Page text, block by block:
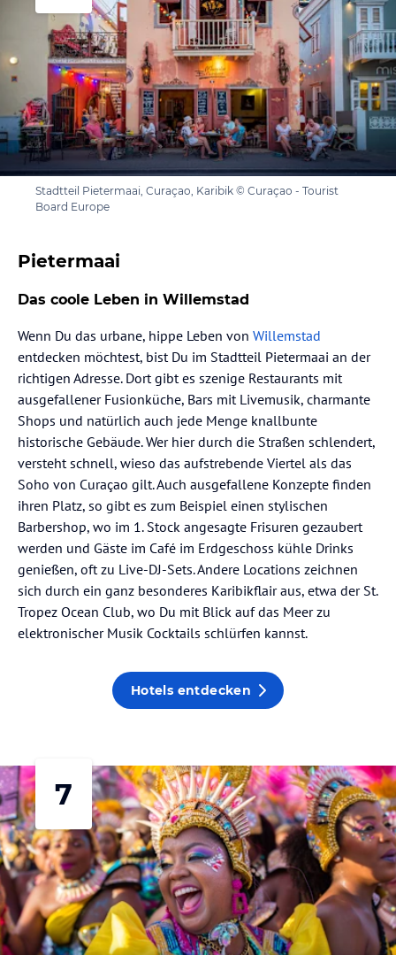
Stadtteil Pietermaai, Curaçao, Karibik © Curaçao - Tourist
Board Europe
Pietermaai
Das coole Leben in Willemstad
Wenn Du das urbane, hippe Leben von Willemstad
entdecken möchtest, bist Du im Stadtteil Pietermaai an der
richtigen Adresse. Dort gibt es szenige Restaurants mit
ausgefallener Fusionküche, Bars mit Livemusik, charmante
Shops und natürlich auch jede Menge knallbunte
historische Gebäude. Wer hier durch die Straßen schlendert,
versteht schnell, wieso das aufstrebende Viertel als das
Soho von Curaçao gilt. Auch ausgefallene Konzepte finden
ihren Platz, so gibt es zum Beispiel einen stylischen
Barbershop, wo im 1. Stock angesagte Frisuren gezaubert
werden und Gäste im Café im Erdgeschoss kühle Drinks
genießen, oft zu Live-DJ-Sets. Andere Locations zeichnen
sich durch ein ganz besonderes Karibikflair aus, etwa der St.
Tropez Ocean Club, wo Du mit Blick auf das Meer zu
elektronischer Musik Cocktails schlürfen kannst.
Hotels entdecken
7